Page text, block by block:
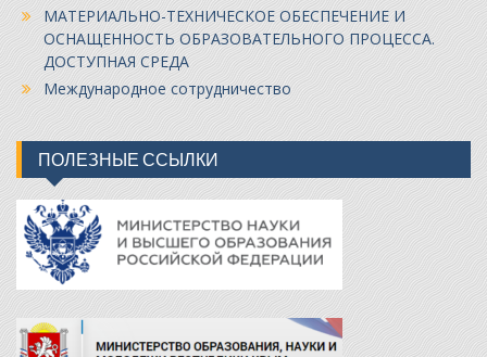
МАТЕРИАЛЬНО-ТЕХНИЧЕСКОЕ ОБЕСПЕЧЕНИЕ И
ОСНАЩЕННОСТЬ ОБРАЗОВАТЕЛЬНОГО ПРОЦЕССА.
ДОСТУПНАЯ СРЕДА
Международное сотрудничество
ПОЛЕЗНЫЕ ССЫЛКИ